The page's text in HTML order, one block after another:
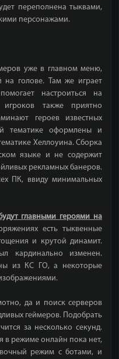
переполнена тыквами,
персонажами.
уже в главном меню,
на голове. Там же играет
настроиться на
также приятно
героев известных
тематике оформлены и
Хеллоуина. Сборка
языке и не содержит
рекламных банеров.
ПК, ввиду минимальных
главными героями на
есть тыквенные
и крутой динамит.
кардинально изменен.
из КС ГО, а некоторые
да и поиск серверов
геймеров. Подобрать
за несколько секунд.
в режиме онлайн пока нет,
режим с ботами, и